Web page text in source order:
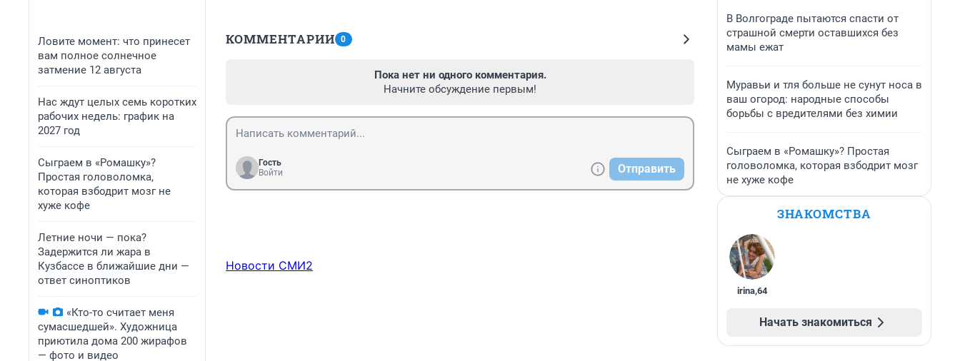
Ловите момент: что принесет
вам полное солнечное
затмение 12 августа
Нас ждут целых семь коротких
рабочих недель: график на
2027 год
Сыграем в «Ромашку»?
Простая головоломка,
которая взбодрит мозг не
хуже кофе
Летние ночи — пока?
Задержится ли жара в
Кузбассе в ближайшие дни —
ответ синоптиков
«Кто-то считает меня
сумасшедшей». Художница
приютила дома 200 жирафов
— фото и видео
КОММЕНТАРИИ 0
Пока нет ни одного комментария.
Начните обсуждение первым!
Гость
Войти
Отправить
Новости СМИ2
В Волгограде пытаются спасти от
страшной смерти оставшихся без
мамы ежат
Муравьи и тля больше не сунут носа в
ваш огород: народные способы
борьбы с вредителями без химии
Сыграем в «Ромашку»? Простая
головоломка, которая взбодрит мозг
не хуже кофе
ЗНАКОМСТВА
irina,64
Начать знакомиться